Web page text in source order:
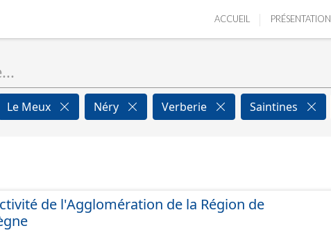
ACCUEIL PRÉSENTATION
Le Meux Néry Verberie Saintines
de l'Agglomération de la Région de